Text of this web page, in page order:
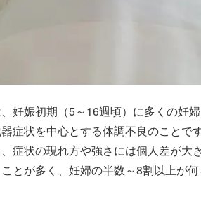
妊娠初期（5～16週頃）に多くの妊
症状を中心とする体調不良のことで
症状の現れ方や強さには個人差が大
とが多く、妊婦の半数～8割以上が